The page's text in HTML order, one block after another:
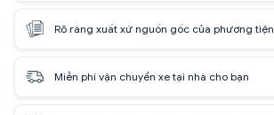
Rõ ràng xuất xứ nguồn gốc của phương tiện
Miễn phí vận chuyển xe tại nhà cho bạn